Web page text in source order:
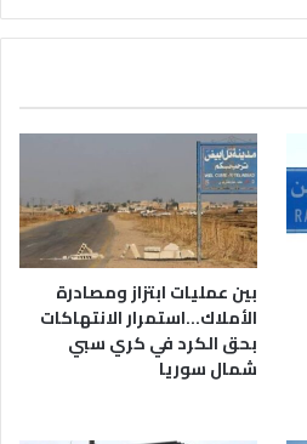
بين عمليات ابتزاز ومصادرة
الأملاك…استمرار الانتهاكات
بحق الكرد في كري سبي
شمال سوريا